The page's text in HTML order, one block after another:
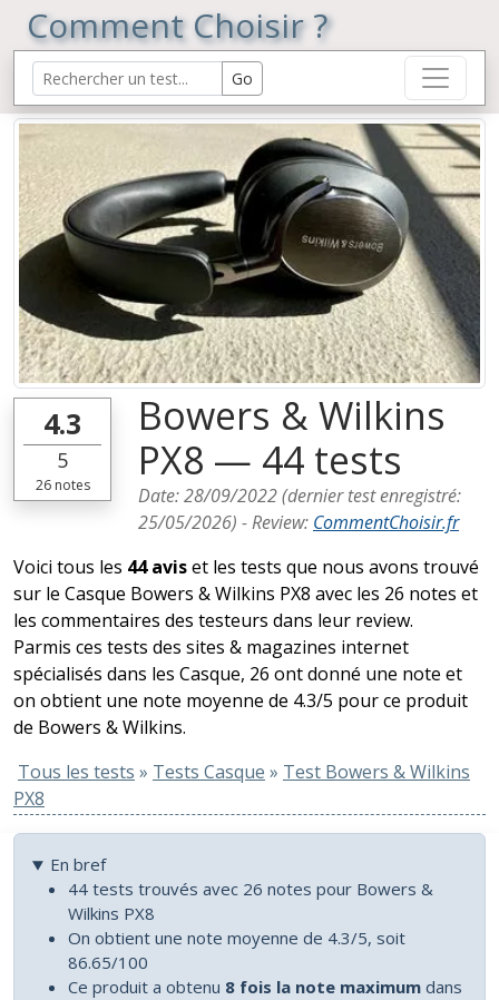
Comment Choisir ?
4.3
5
26notes
Bowers & Wilkins
PX8 — 44 tests
Date:28/09/2022(dernier test enregistré:
25/05/2026) -Review: CommentChoisir.fr
Voici tous les 44 aviset les tests que nous avons trouvé
sur le Casque Bowers & Wilkins PX8 avec les 26 notes et
les commentaires des testeurs dans leur review.
Parmis ces tests des sites & magazines internet
spécialisés dans les Casque, 26 ont donné une note et
on obtient une note moyenne de 4.3/5 pour ce produit
de Bowers & Wilkins.
Tous les tests » Tests Casque » Test Bowers & Wilkins
PX8
En bref
44 tests trouvés avec 26 notes pour Bowers &
Wilkins PX8
On obtient une note moyenne de 4.3/5, soit
86.65/100
Ce produit a obtenu 8 fois la note maximum dans